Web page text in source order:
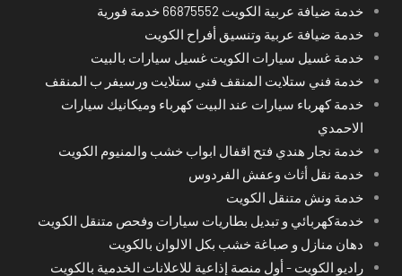
خدمة ضيافة عربية الكويت 66875552 خدمة فورية
خدمة ضيافة عربية وتنسيق أفراح الكويت
خدمة غسيل سيارات الكويت غسيل سيارات بالبيت
خدمة فني ستلايت المنقف فني ستلايت ورسيفر ب المنقف
خدمة كهرباء سيارات عند البيت كهرباء وميكانيك سيارات
الاحمدي
خدمة نجار هندي فتح اقفال ابواب خشب والمنيوم الكويت
خدمة نقل أثاث وعفش الفردوس
خدمة ونش متنقل الكويت
خدمةكهربائي و تبديل بطاريات سيارات وفحص متنقل الكويت
دهان منازل و صباغة خشب بكل الالوان بالكويت
راديو الكويت - أول منصة إذاعية للاعلانات الخدمية بالكويت